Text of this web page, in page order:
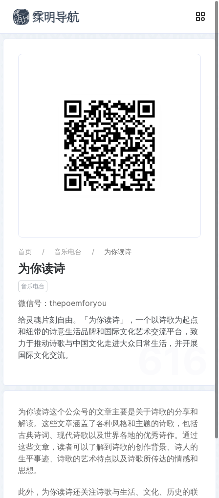
首页 音乐电台 为你读诗
为你读诗
音乐电台
微信号：thepoemforyou
给灵魂片刻自由。「为你读诗」，一个以诗歌为起点
和纽带的诗意生活品牌和国际文化艺术交流平台，致
力于推动诗歌与中国文化走进大众日常生活，并开展
国际文化交流。
616
为你读诗这个公众号的文章主要是关于诗歌的分享和
解读。这些文章涵盖了各种风格和主题的诗歌，包括
古典诗词、现代诗歌以及世界各地的优秀诗作。通过
这些文章，读者可以了解到诗歌的创作背景、诗人的
生平事迹、诗歌的艺术特点以及诗歌所传达的情感和
思想。
此外，为你读诗还关注诗歌与生活、文化、历史的联